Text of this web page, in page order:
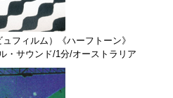
フィルム）《ハーフトーン》
・サウンド/1分/オーストラリア